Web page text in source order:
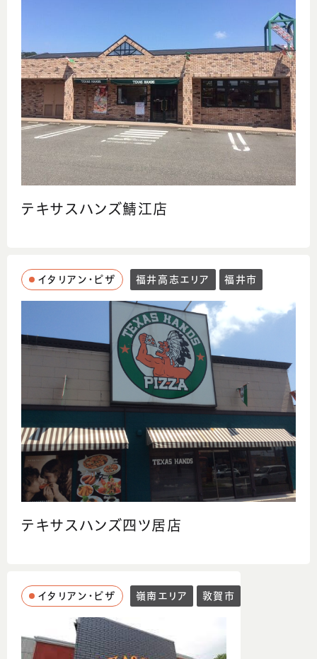
テキサスハンズ鯖江店
イタリアン・ピザ 福井高志エリア 福井市
テキサスハンズ四ツ居店
イタリアン・ピザ 嶺南エリア 敦賀市